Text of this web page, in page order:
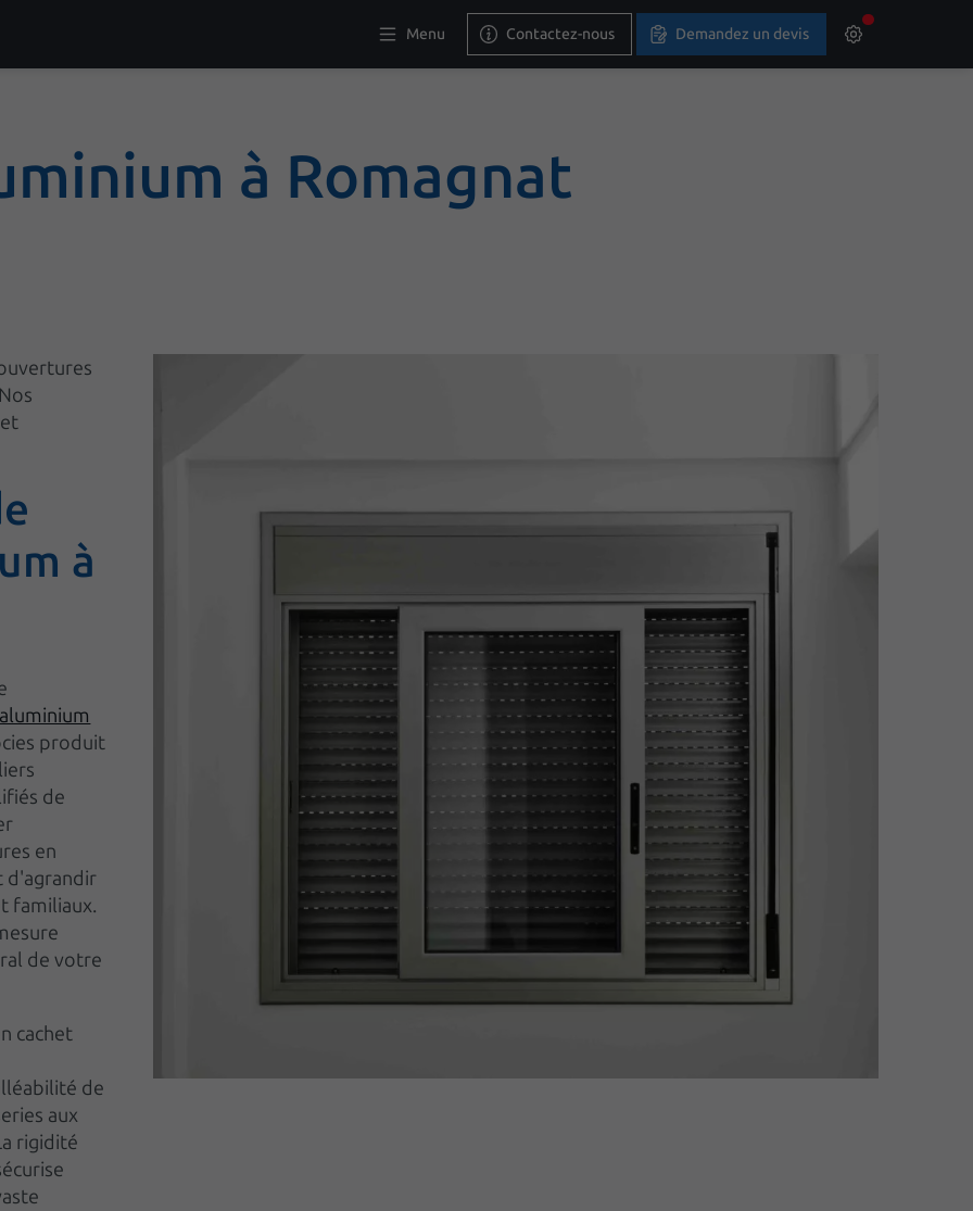
Menu Contactez-nous Demandez un devis
à Romagnat
à
produit
de
en
d'agrandir
familiaux.
de votre
cachet
de
aux
rigidité